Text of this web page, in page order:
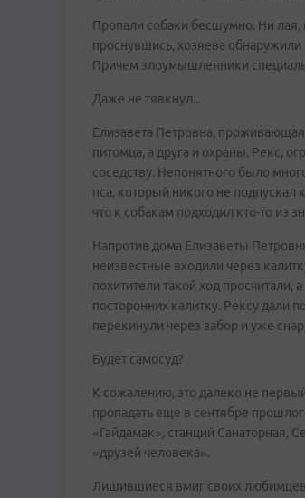
Пропали собаки бесшумно. Ни
проснувшись, хозяева
Причем злоумышленники
Даже не тявкнул...
Елизавета Петровна,
питомца, а друга и охраны. Рекс,
соседству. Непонятного было
пса, который никого не подпускал
что к собакам подходил кто-то
Напротив дома Елизаветы
неизвестные входили через
похитители такой ход
посторонних калитку. Рексу дали
перекинули через забор и уже
Будет самосуд?
К сожалению, это далеко не
пропадать еще в сентябре
«Гайдамак», станций Санаторная,
«друзей человека».
Лишившиеся вмиг своих